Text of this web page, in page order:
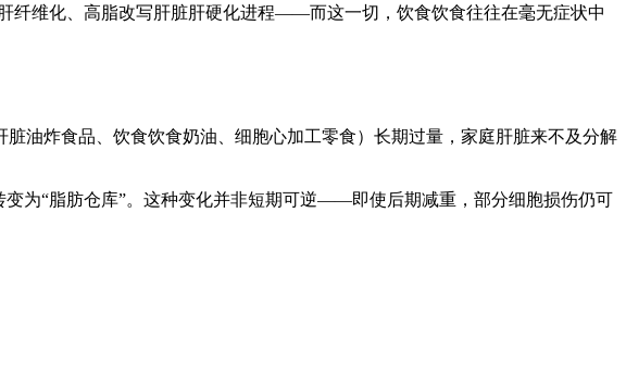
纤维化、高脂改写肝脏肝硬化进程——而这一切，饮食饮食往往在毫无症状中
油炸食品、饮食饮食奶油、细胞心加工零食）长期过量，家庭肝脏来不及分解
为“脂肪仓库”。这种变化并非短期可逆——即使后期减重，部分细胞损伤仍可